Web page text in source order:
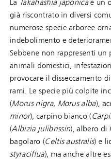
La Takahashia japonicaè un
già riscontrato in diversi
numerose specie arboree
indebolimento e
Sebbene non rappresenti
animali domestici,
provocare il disseccamento
rami. Le specie più colpite
(Morus nigra, Morus alba),
minor), carpino bianco (
(Albizia julibrissin), albero di
bagolaro (Celtis australis) e
styraciflua), ma anche altre